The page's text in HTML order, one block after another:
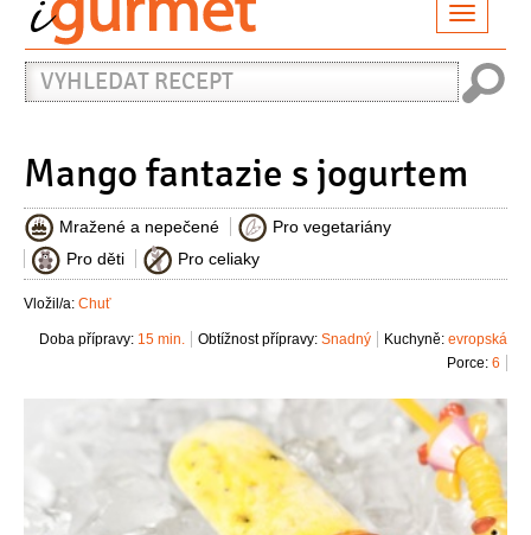
Vyhledat
recept
Mango fantazie s jogurtem
Mražené a nepečené
Pro vegetariány
Pro děti
Pro celiaky
Vložil/a: Chuť
Kuchyně: evropská
Obtížnost přípravy: Snadný
Doba přípravy: 15 min.
Porce: 6